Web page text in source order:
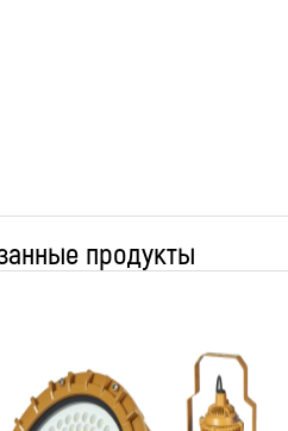
продукты